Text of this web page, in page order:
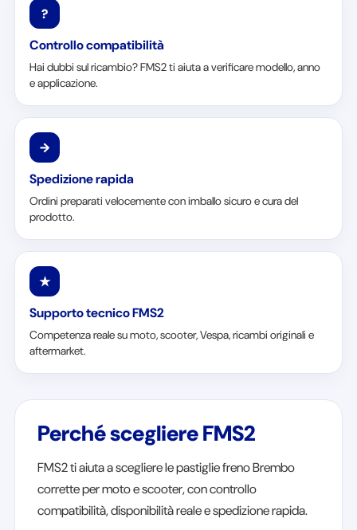
?
Controllo compatibilità
Hai dubbi sul ricambio? FMS2 ti aiuta a verificare modello, anno
e applicazione.
→
Spedizione rapida
Ordini preparati velocemente con imballo sicuro e cura del
prodotto.
★
Supporto tecnico FMS2
Competenza reale su moto, scooter, Vespa, ricambi originali e
aftermarket.
Perché scegliere FMS2
FMS2 ti aiuta a scegliere le pastiglie freno Brembo
corrette per moto e scooter, con controllo
compatibilità, disponibilità reale e spedizione rapida.